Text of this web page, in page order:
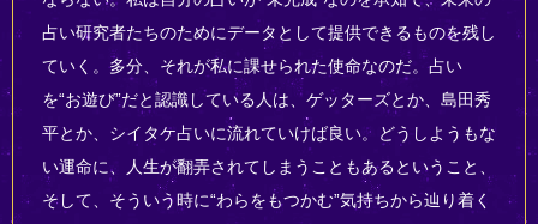
占い研究者たちのためにデータとして提供できるものを残し
ていく。多分、それが私に課せられた使命なのだ。占い
を“お遊び”だと認識している人は、ゲッターズとか、島田秀
平とか、シイタケ占いに流れていけば良い。どうしようもな
い運命に、人生が翻弄されてしまうこともあるということ、
そして、そういう時に“わらをもつかむ”気持ちから辿り着く